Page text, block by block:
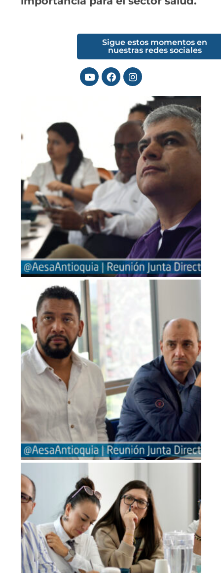
Sigue estos momentos en
nuestras redes sociales